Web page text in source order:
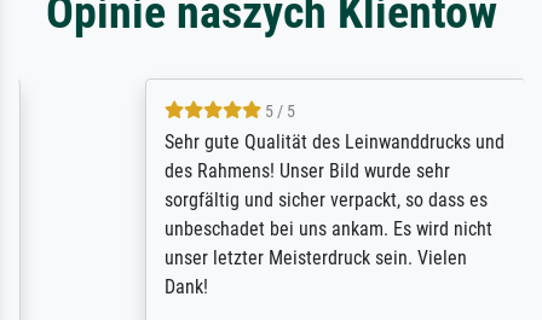
Opinie naszych Klientów
5 / 5
Sehr gute Qualität des Leinwanddrucks und
des Rahmens! Unser Bild wurde sehr
sorgfältig und sicher verpackt, so dass es
unbeschadet bei uns ankam. Es wird nicht
unser letzter Meisterdruck sein. Vielen